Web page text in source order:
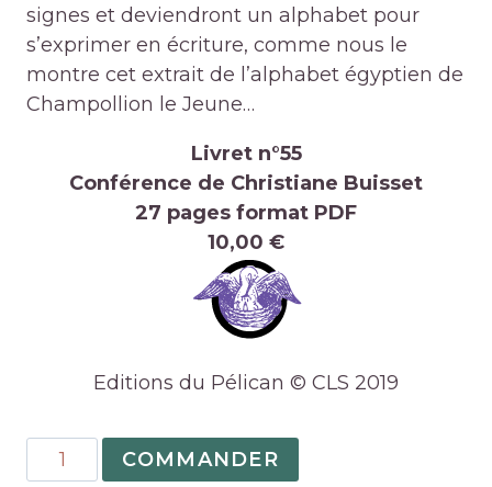
signes et deviendront un alphabet pour
s’exprimer en écriture, comme nous le
montre cet extrait de l’alphabet égyptien de
Champollion le Jeune…
Livret n°55
Conférence de Christiane Buisset
27 pages format PDF
10,00 €
Editions du Pélican © CLS 2019
quantité
de
COMMANDER